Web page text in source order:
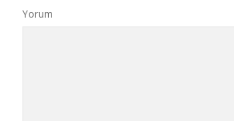
Yorum